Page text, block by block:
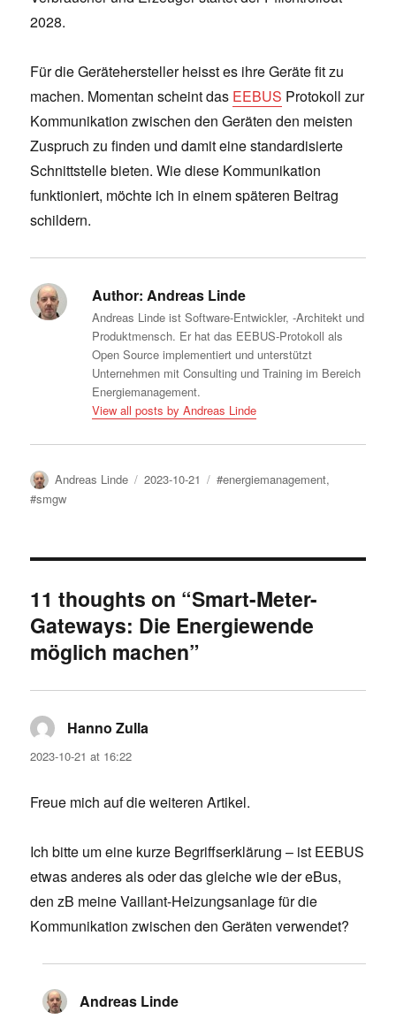
2028.
Für die Gerätehersteller heisst es ihre Geräte fit zu
machen. Momentan scheint das EEBUS Protokoll zur
Kommunikation zwischen den Geräten den meisten
Zuspruch zu finden und damit eine standardisierte
Schnittstelle bieten. Wie diese Kommunikation
funktioniert, möchte ich in einem späteren Beitrag
schildern.
Author: Andreas Linde
Andreas Linde ist Software-Entwickler, -Architekt und
Produktmensch. Er hat das EEBUS-Protokoll als
Open Source implementiert und unterstützt
Unternehmen mit Consulting und Training im Bereich
Energiemanagement.
View all posts by Andreas Linde
Author
Andreas Linde
Posted
2023-10-21 Tags
#energiemanagement,
#smgw
11 thoughts on “Smart-Meter-
Gateways: Die Energiewende
möglich machen”
Hanno Zulla
2023-10-21 at 16:22
Freue mich auf die weiteren Artikel.
Ich bitte um eine kurze Begriffserklärung – ist EEBUS
etwas anderes als oder das gleiche wie der eBus,
den zB meine Vaillant-Heizungsanlage für die
Kommunikation zwischen den Geräten verwendet?
Andreas Linde